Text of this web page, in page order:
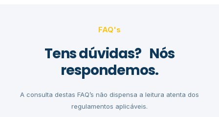
FAQ's
Tens dúvidas? Nós
respondemos.
A consulta destas FAQ’s não dispensa a leitura atenta dos
regulamentos aplicáveis.